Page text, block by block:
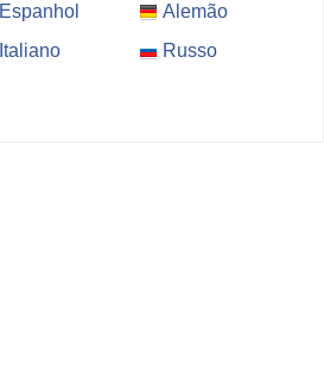
Espanhol
Alemão
Italiano
Russo